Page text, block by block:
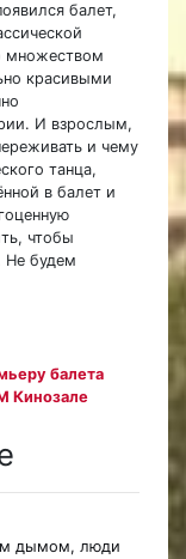
балет,
множеством
красивыми
И взрослым,
и чему
танца,
в балет и
чтобы
Не будем
балета
Кинозале
дымом, люди